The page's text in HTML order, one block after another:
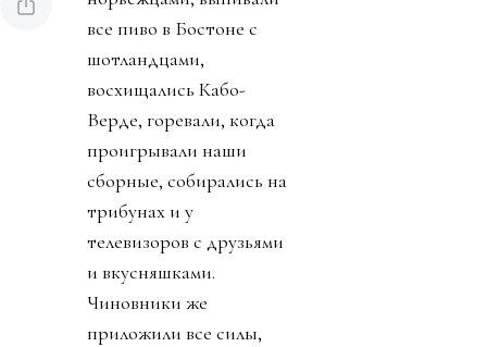
все пиво в Бостоне с
шотландцами,
восхищались Кабо-
Верде, горевали, когда
проигрывали наши
сборные, собирались на
трибунах и у
телевизоров с друзьями
и вкусняшками.
Чиновники же
приложили все силы,